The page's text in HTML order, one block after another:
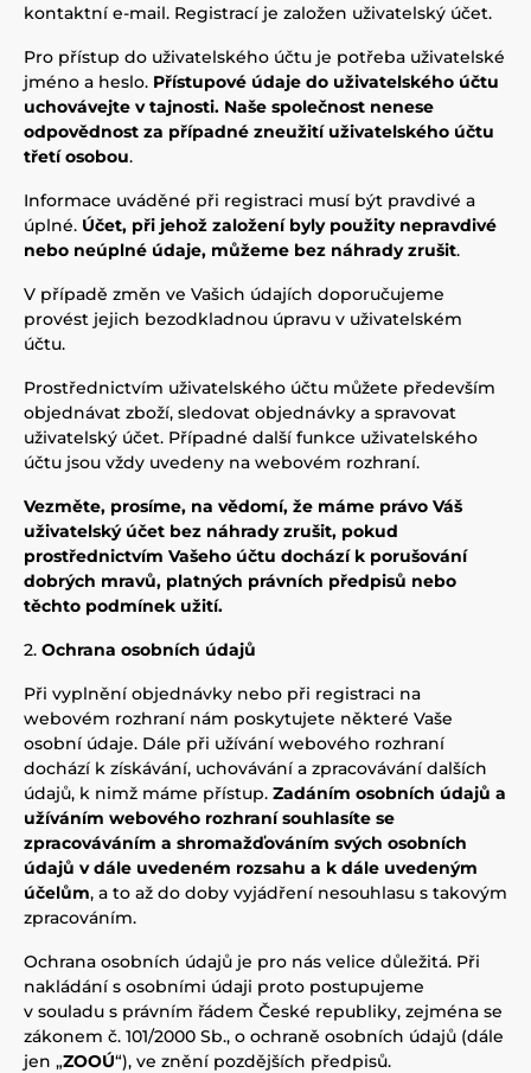
kontaktní e-mail. Registrací je založen uživatelský účet.
Pro přístup do uživatelského účtu je potřeba uživatelské
jméno a heslo. Přístupové údaje do uživatelského účtu
uchovávejte v tajnosti. Naše společnost nenese
odpovědnost za případné zneužití uživatelského účtu
třetí osobou.
Informace uváděné při registraci musí být pravdivé a
úplné. Účet, při jehož založení byly použity nepravdivé
nebo neúplné údaje, můžeme bez náhrady zrušit.
V případě změn ve Vašich údajích doporučujeme
provést jejich bezodkladnou úpravu v uživatelském
účtu.
Prostřednictvím uživatelského účtu můžete především
objednávat zboží, sledovat objednávky a spravovat
uživatelský účet. Případné další funkce uživatelského
účtu jsou vždy uvedeny na webovém rozhraní.
Vezměte, prosíme, na vědomí, že máme právo Váš
uživatelský účet bez náhrady zrušit, pokud
prostřednictvím Vašeho účtu dochází k porušování
dobrých mravů, platných právních předpisů nebo
těchto podmínek užití.
Ochrana osobních údajů
Při vyplnění objednávky nebo při registraci na
webovém rozhraní nám poskytujete některé Vaše
osobní údaje. Dále při užívání webového rozhraní
dochází k získávání, uchovávání a zpracovávání dalších
údajů, k nimž máme přístup. Zadáním osobních údajů a
užíváním webového rozhraní souhlasíte se
zpracováváním a shromažďováním svých osobních
údajů v dále uvedeném rozsahu a k dále uvedeným
účelům, a to až do doby vyjádření nesouhlasu s takovým
zpracováním.
Ochrana osobních údajů je pro nás velice důležitá. Při
nakládání s osobními údaji proto postupujeme
v souladu s právním řádem České republiky, zejména se
zákonem č. 101/2000 Sb., o ochraně osobních údajů (dále
jen „ZOOÚ“), ve znění pozdějších předpisů.